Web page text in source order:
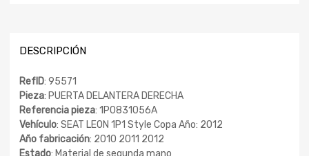
DESCRIPCIÓN
RefID: 95571
Pieza: PUERTA DELANTERA DERECHA
Referencia pieza: 1P0831056A
Vehículo: SEAT LEON 1P1 Style Copa Año: 2012
Año fabricación: 2010 2011 2012